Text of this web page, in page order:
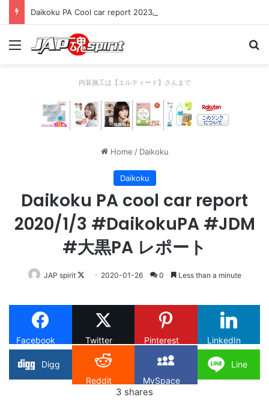
Daikoku PA Cool car report 2023/04/28 C
Menu
内装施工は【エルティード】さんまで
Home / Daikoku
Daikoku
Daikoku PA cool car report
2020/1/3 #DaikokuPA #JDM
#大黒PA レポート
JAP spirit
Follow
X
2020-01-26 0 Less than a minute
Facebook Twitter Pinterest LinkedIn
Digg
Reddit
MySpace
Line
3 shares